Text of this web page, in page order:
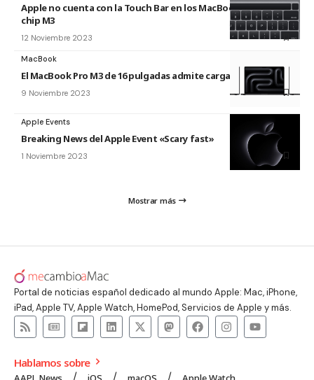
Apple no cuenta con la Touch Bar en los MacBook Pro con
chip M3
12 Noviembre 2023
MacBook
El MacBook Pro M3 de 16 pulgadas admite carga USB-C a 140W
9 Noviembre 2023
Apple Events
Breaking News del Apple Event «Scary fast»
1 Noviembre 2023
Mostrar más
Portal de noticias español dedicado al mundo Apple: Mac, iPhone,
iPad, Apple TV, Apple Watch, HomePod, Servicios de Apple y más.
Hablamos sobre